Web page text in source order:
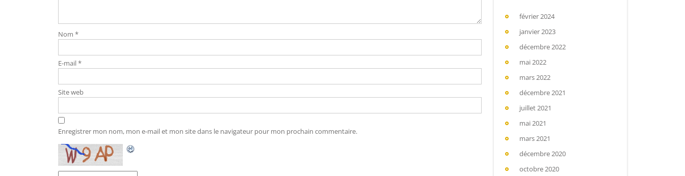
Nom *
E-mail*
Site web
Enregistrer mon nom, mon e-mail et mon site dans le navigateur pour mon prochain commentaire.
février 2024
janvier 2023
décembre 2022
mai 2022
mars 2022
décembre 2021
juillet 2021
mai 2021
mars 2021
décembre 2020
octobre 2020